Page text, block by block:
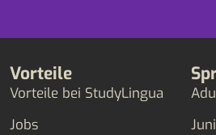
Vorteile
Vorteile bei StudyLingua
Jobs